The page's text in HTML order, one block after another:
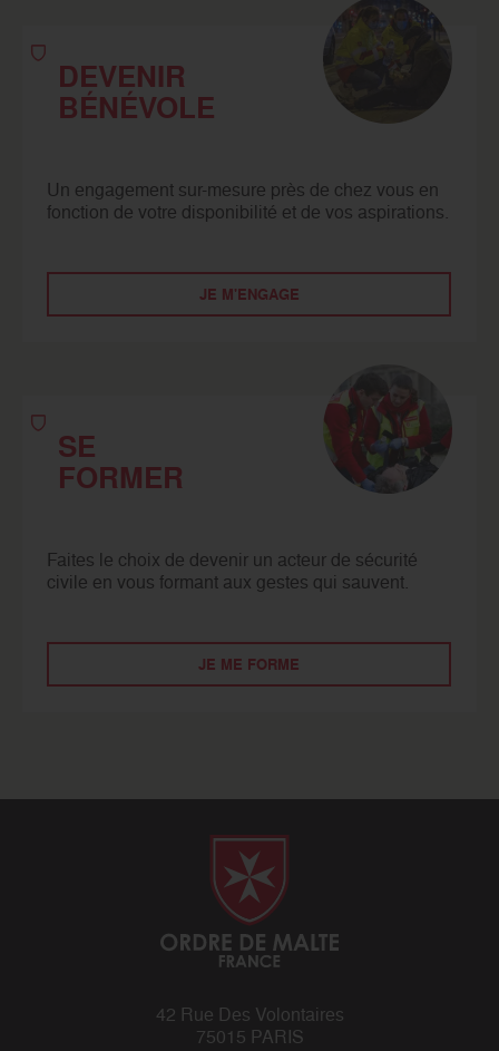
DEVENIR
BÉNÉVOLE
Un engagement sur-mesure près de chez vous en
fonction de votre disponibilité et de vos aspirations.
JE M'ENGAGE
SE
FORMER
Faites le choix de devenir un acteur de sécurité
civile en vous formant aux gestes qui sauvent.
JE ME FORME
42 Rue Des Volontaires
75015 PARIS